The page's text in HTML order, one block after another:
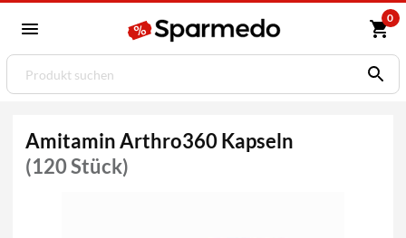
0
Amitamin Arthro360 Kapseln
(120 Stück)